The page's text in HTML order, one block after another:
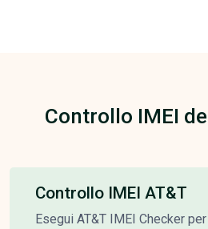
Controllo IMEI
Controllo IMEI AT&T
Esegui AT&T IMEI Checker